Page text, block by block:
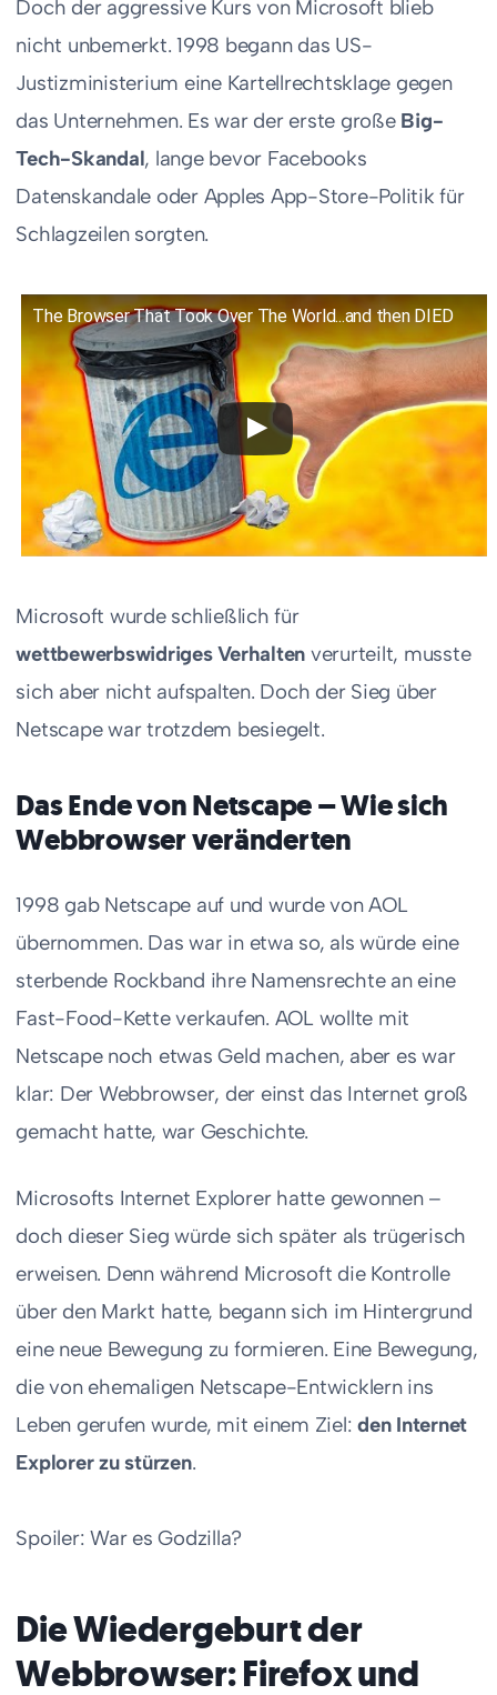
Doch der aggressive Kurs von Microsoft blieb
nicht unbemerkt. 1998 begann das US-
Justizministerium eine Kartellrechtsklage gegen
das Unternehmen. Es war der erste große Big-
Tech-Skandal, lange bevor Facebooks
Datenskandale oder Apples App-Store-Politik für
Schlagzeilen sorgten.
The Browser That Took Over The World...and then DIED
Microsoft wurde schließlich für
wettbewerbswidriges Verhalten verurteilt, musste
sich aber nicht aufspalten. Doch der Sieg über
Netscape war trotzdem besiegelt.
Das Ende von Netscape – Wie sich
Webbrowser veränderten
1998 gab Netscape auf und wurde von AOL
übernommen. Das war in etwa so, als würde eine
sterbende Rockband ihre Namensrechte an eine
Fast-Food-Kette verkaufen. AOL wollte mit
Netscape noch etwas Geld machen, aber es war
klar: Der Webbrowser, der einst das Internet groß
gemacht hatte, war Geschichte.
Microsofts Internet Explorer hatte gewonnen –
doch dieser Sieg würde sich später als trügerisch
erweisen. Denn während Microsoft die Kontrolle
über den Markt hatte, begann sich im Hintergrund
eine neue Bewegung zu formieren. Eine Bewegung,
die von ehemaligen Netscape-Entwicklern ins
Leben gerufen wurde, mit einem Ziel:den Internet
Explorer zu stürzen.
Spoiler: War es Godzilla?
Die Wiedergeburt der
Webbrowser: Firefox und